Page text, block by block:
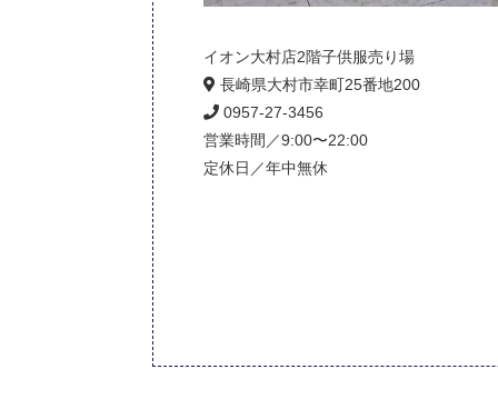
イオン大村店2階子供服売り場
長崎県大村市幸町25番地200
0957-27-3456
営業時間／9:00〜22:00
定休日／年中無休